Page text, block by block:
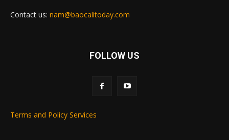
Contact us: nam@baocalitoday.com
FOLLOW US
Terms and Policy Services